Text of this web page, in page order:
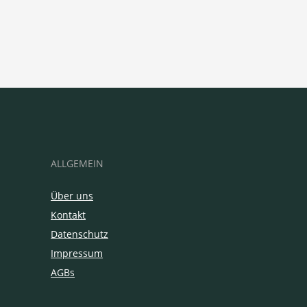
ALLGEMEIN
Über uns
Kontakt
Datenschutz
Impressum
AGBs